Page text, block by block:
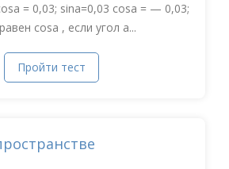
= 0,03; sina=0,03 cosa = — 0,03;
cosa , если угол a...
Пройти тест